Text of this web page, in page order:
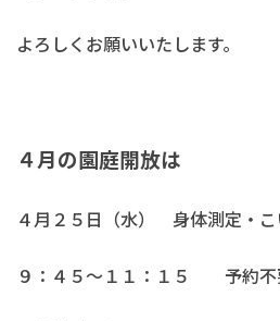
よろしくお願いいたします。
４月の園庭開放は
４月２５日（水） 身体測定・こ
９：４５～１１：１５ 予約不